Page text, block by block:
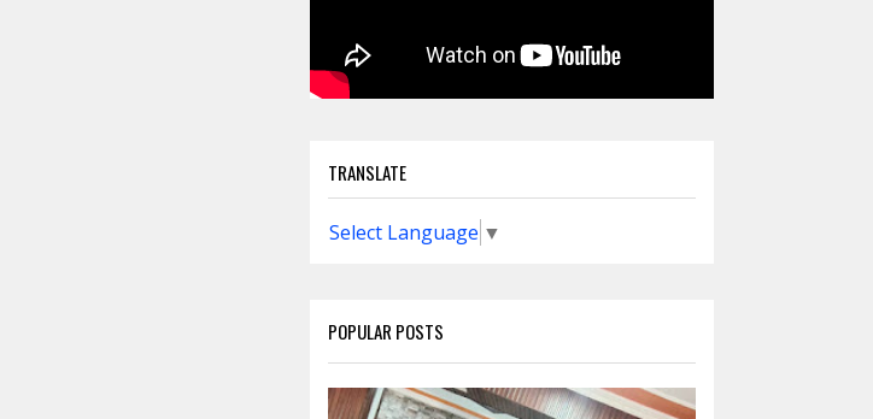
TRANSLATE
Select Language ▼
POPULAR POSTS